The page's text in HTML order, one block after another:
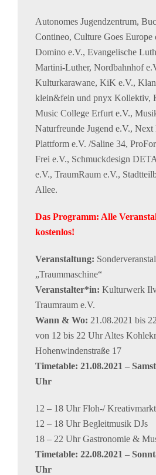
Autonomes Jugendzentrum,
Contineo, Culture Goes
Domino e.V., Evangelische
Martini-Luther, Nordbahnhof
Kulturkarawane, KiK e.V.,
klein&fein und pnyx Kollektiv,
Music College Erfurt e.V.,
Naturfreunde Jugend e.V., Next
Plattform e.V. /Saline 34,
Frei e.V., Schmuckdesign
e.V., TraumRaum e.V.,
Allee.
Das Programm: Alle
kostenlos!
Veranstaltung:
„Traummaschine“
Veranstalter*in: Kulturwerk
Traumraum e.V.
Wann & Wo: 21.08.2021 bis
von 12 bis 22 Uhr Altes
Hohenwindenstraße 17
Timetable: 21.08.2021 –
Uhr
12 – 18 Uhr Floh-/
12 – 18 Uhr Begleitmusik DJs
18 – 22 Uhr Gastronomie &
Timetable: 22.08.2021 –
Uhr